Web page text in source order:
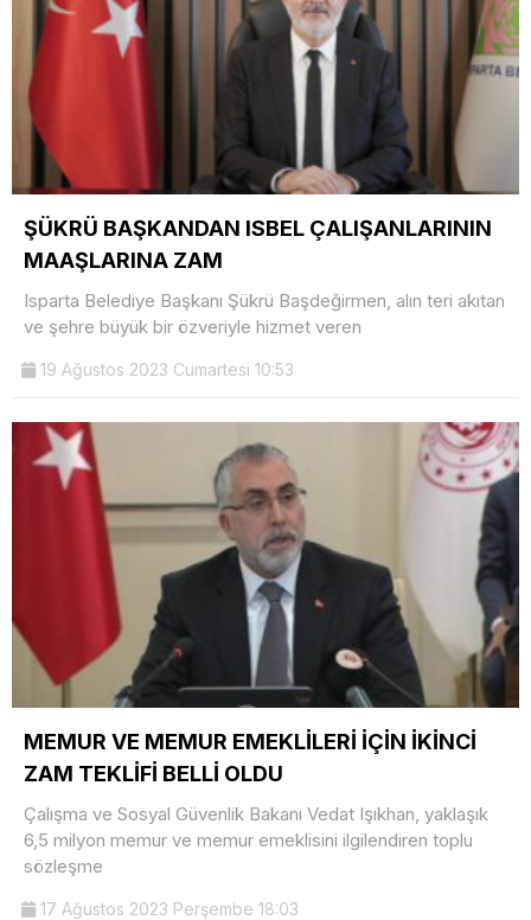
ŞÜKRÜ BAŞKANDAN ISBEL ÇALIŞANLARININ
MAAŞLARINA ZAM
Isparta Belediye Başkanı Şükrü Başdeğirmen, alın teri akıtan
ve şehre büyük bir özveriyle hizmet veren
19 Ağustos 2023 Cumartesi 10:53
MEMUR VE MEMUR EMEKLİLERİ İÇİN İKİNCİ
ZAM TEKLİFİ BELLİ OLDU
Çalışma ve Sosyal Güvenlik Bakanı Vedat Işıkhan, yaklaşık
6,5 milyon memur ve memur emeklisini ilgilendiren toplu
sözleşme
17 Ağustos 2023 Perşembe 18:03